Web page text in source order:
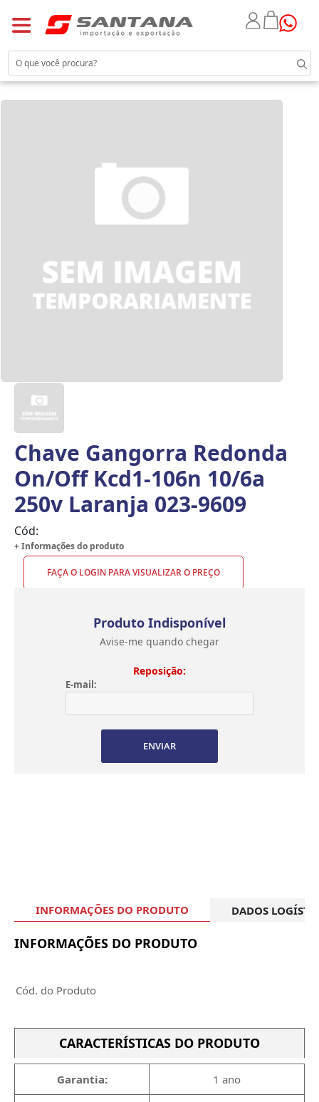
Chave Gangorra Redonda
On/Off Kcd1-106n 10/6a
250v Laranja 023-9609
Cód:
+ Informações do produto
FAÇA O LOGIN PARA VISUALIZAR O PREÇO
Produto Indisponível
Avise-me quando chegar
Reposição:
E-mail:
ENVIAR
INFORMAÇÕES DO PRODUTO DADOS
INFORMAÇÕES DO PRODUTO
Cód. do Produto
CARACTERÍSTICAS DO PRODUTO
Garantia: 1 ano